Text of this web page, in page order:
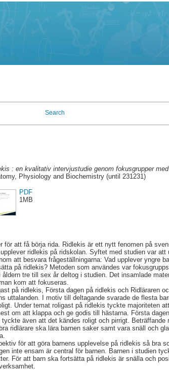
Search
: en kvalitativ intervjustudie genom fokusgrupper med
Physiology and Biochemistry (until 231231)
PDF
1MB
för att få börja rida. Ridlekis är ett nytt fenomen på
ridlekis på ridskolan. Syftet med studien var att
att besvara frågeställningarna: Vad upplever yngre
på ridlekis? Metoden som användes var
tre till sex år deltog i studien. Det insamlade
kom att fokuseras.
på ridlekis, Första dagen på ridlekis och Ridläraren
uttalanden. I motiv till deltagande svarade de flesta
Under temat roligast på ridlekis tyckte majoriteten
om att klappa och ge godis till hästarna. Första
även att det kändes roligt och pirrigt. Beträffande
ridlärare ska lära barnen saker samt vara snäll och
för att göra barnens upplevelse på ridlekis så bra
inte ensam är central för barnen. Barnen i studien
För att barn ska fortsätta på ridlekis är snälla och